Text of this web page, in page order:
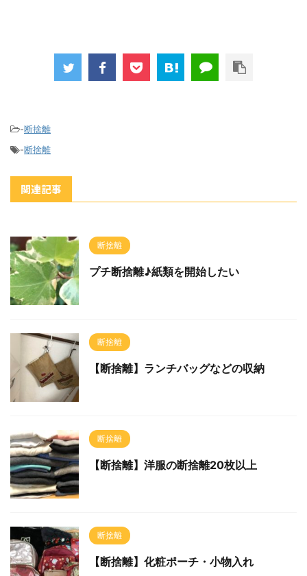
-断捨離
-断捨離
関連記事
断捨離
プチ断捨離♪紙類を開始したい
断捨離
【断捨離】ランチバッグなどの収納
断捨離
【断捨離】洋服の断捨離20枚以上
断捨離
【断捨離】化粧ポーチ・小物入れ